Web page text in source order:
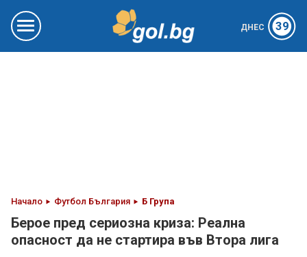
ДНЕС 39
Начало Футбол България Б Група
Берое пред сериозна криза: Реална
опасност да не стартира във Втора лига